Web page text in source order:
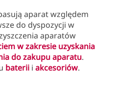
aparat względem
do dyspozycji w
aparatów
w zakresie uzyskania
do zakupu aparatu.
baterii i akcesoriów.